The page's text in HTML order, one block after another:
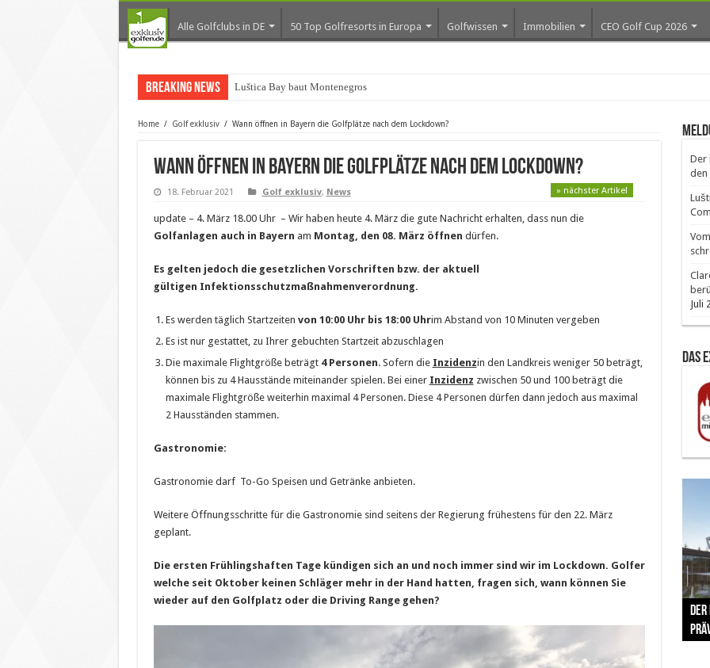
Alle Golfclubs in DE 50 Top Golfresorts in Europa Golfwissen Immobilien CEO Golf Cup 2026
Breaking News Luštica Bay baut Montenegros erste Golf-Commu
Home / Golf exklusiv / Wann öffnen in Bayern die Golfplätze nach dem Lockdown?
Wann öffnen in Bayern die Golfplätze nach dem Lockdown?
18. Februar 2021 Golf exklusiv, News » nächster Artikel
update – 4. März 18.00 Uhr – Wir haben heute 4. März die gute Nachricht erhalten, dass nun die
Golfanlagen auch in Bayern am Montag, den 08. März öffnen dürfen.
Es gelten jedoch die gesetzlichen Vorschriften bzw. der aktuell
gültigen Infektionsschutzmaßnahmenverordnung.
Es werden täglich Startzeiten von 10:00 Uhr bis 18:00 Uhrim Abstand von 10 Minuten vergeben
Es ist nur gestattet, zu Ihrer gebuchten Startzeit abzuschlagen
Die maximale Flightgröße beträgt 4 Personen. Sofern die Inzidenzin den Landkreis weniger 50 beträgt,
können bis zu 4 Hausstände miteinander spielen. Bei einer Inzidenz zwischen 50 und 100 beträgt die
maximale Flightgröße weiterhin maximal 4 Personen. Diese 4 Personen dürfen dann jedoch aus maximal
2 Hausständen stammen.
Gastronomie:
Gastronomie darf To-Go Speisen und Getränke anbieten.
Weitere Öffnungsschritte für die Gastronomie sind seitens der Regierung frühestens für den 22. März
geplant.
Die ersten Frühlingshaften Tage kündigen sich an und noch immer sind wir im Lockdown. Golfer
welche seit Oktober keinen Schläger mehr in der Hand hatten, fragen sich, wann können Sie
wieder auf den Golfplatz oder die Driving Range gehen?
Der
den
Juli
Das
The